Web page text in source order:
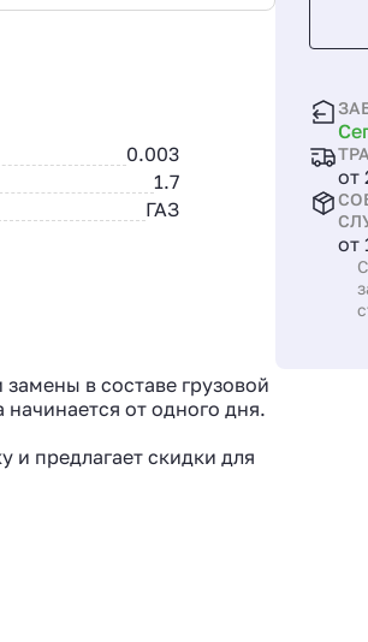
0.003
1.7
ГАЗ
в составе грузовой
от одного дня.
и предлагает скидки для
от
от